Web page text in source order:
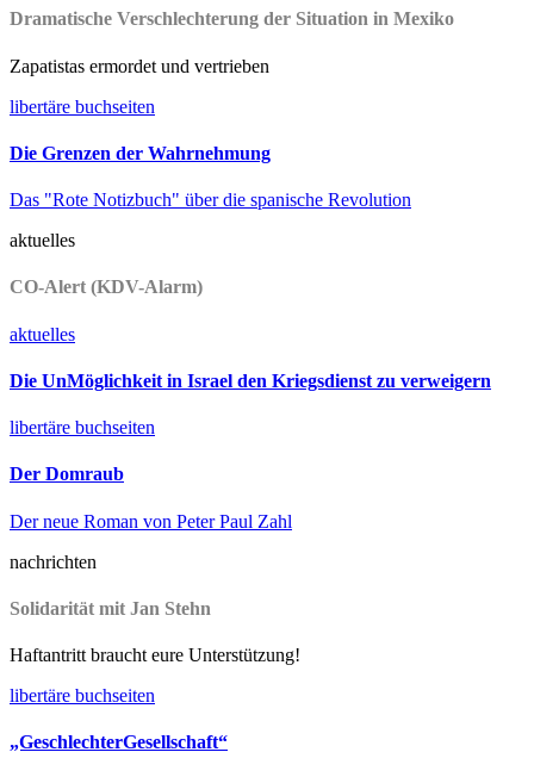
Dramatische Verschlechterung der Situation in Mexiko
Zapatistas ermordet und vertrieben
libertäre buchseiten
Die Grenzen der Wahrnehmung
Das "Rote Notizbuch" über die spanische Revolution
aktuelles
CO-Alert (KDV-Alarm)
aktuelles
Die UnMöglichkeit in Israel den Kriegsdienst zu verweigern
libertäre buchseiten
Der Domraub
Der neue Roman von Peter Paul Zahl
nachrichten
Solidarität mit Jan Stehn
Haftantritt braucht eure Unterstützung!
libertäre buchseiten
„GeschlechterGesellschaft“